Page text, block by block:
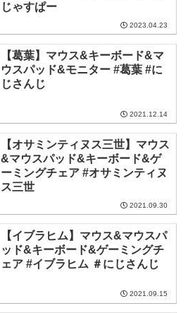
じゃすぱー
2023.04.23
【葛葉】マウス&キーボード&マ
ウスパッド&モニター #葛葉 #に
じさんじ
2021.12.14
【オサミンティヌス三世】マウス
&マウスパッド&キーボード&ゲ
ーミングチェア #オサミンティヌ
ス三世
2021.09.30
【イブラヒム】マウス&マウスパ
ッド&キーボード&ゲーミングチ
ェア #イブラヒム ＃にじさんじ
2021.09.15